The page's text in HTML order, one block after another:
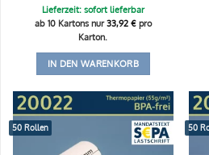
Lieferzeit: sofort lieferbar
ab 10 Kartons nur33,92 €pro
Karton.
IN DEN WARENKORB
50 Rollen 50